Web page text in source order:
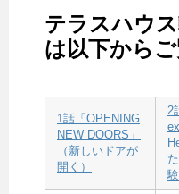
テラスハウ
は以下からご
1話「OPENING
NEW DOORS」
（新しいドアが
開く）
2
験